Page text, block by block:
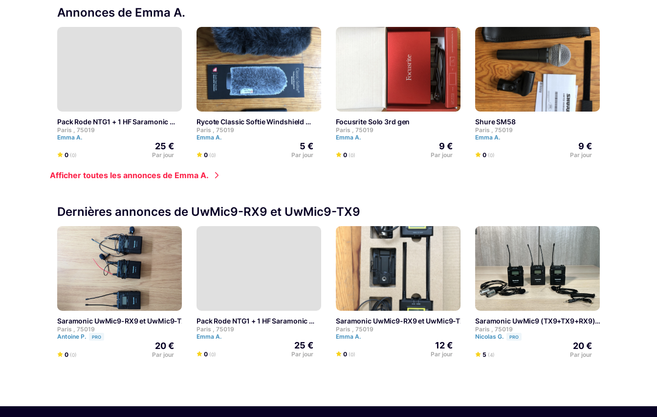
Annonces de Emma A.
Pack Rode NTG1 + 1 HF Saramonic
Paris , 75019
Emma A.
0 (0)
25 €
Par jour
Rycote Classic Softie Windshield
Paris , 75019
Emma A.
0 (0)
5 €
Par jour
Focusrite Solo 3rd gen
Paris , 75019
Emma A.
0 (0)
9 €
Par jour
Shure SM58
Paris , 75019
Emma A.
0 (0)
9 €
Par jour
Afficher toutes les annonces de Emma A.
Dernières annonces de UwMic9-RX9 et UwMic9-TX9
Saramonic UwMic9-RX9 et UwMic9-TX9
Paris , 75019
Antoine P.
PRO
0 (0)
20 €
Par jour
Pack Rode NTG1 + 1 HF Saramonic
Paris , 75019
Emma A.
0 (0)
25 €
Par jour
Saramonic UwMic9-RX9 et UwMic9-TX9
Paris , 75019
Emma A.
0 (0)
12 €
Par jour
Saramonic UwMic9 (TX9+TX9+RX9)
Paris , 75019
Nicolas G.
PRO
5 (4)
20 €
Par jour